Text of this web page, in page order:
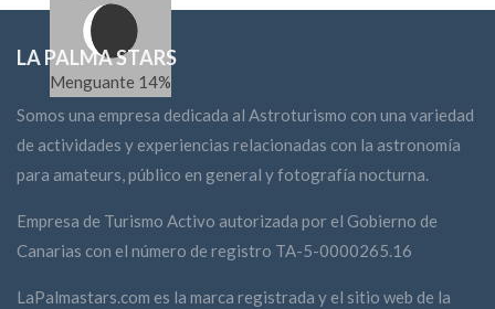
Menguante 14%
LA PALMA STARS
Somos una empresa dedicada al Astroturismo con una variedad
de actividades y experiencias relacionadas con la astronomía
para amateurs, público en general y fotografía nocturna.
Empresa de Turismo Activo autorizada por el Gobierno de
Canarias con el número de registro TA-5-0000265.16
LaPalmastars.com es la marca registrada y el sitio web de la